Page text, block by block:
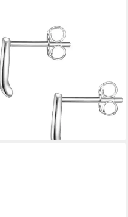
GLANZSTÜCKE MÜNCHEN
Paar Ohrstecker silber, aus
Sterling silber
33,95 €
-24%
lieferbar - in 2-3 Werktagen bei dir